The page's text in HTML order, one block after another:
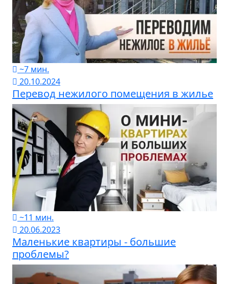
~7 мин.
20.10.2024
Перевод нежилого помещения в жилье
~11 мин.
20.06.2023
Маленькие квартиры - большие
проблемы?